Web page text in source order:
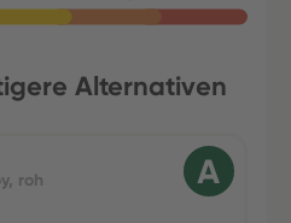
Alternativen
roh